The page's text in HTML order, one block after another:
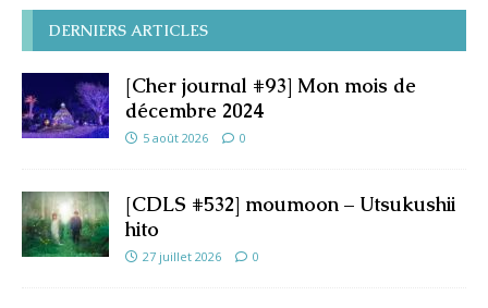
DERNIERS ARTICLES
[Cher journal #93] Mon mois de
décembre 2024
5 août 2026 0
[CDLS #532] moumoon – Utsukushii
hito
27 juillet 2026 0